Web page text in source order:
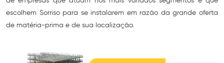
escolhem Sorriso para se instalarem em razão da grande oferta
de matéria-prima e de sua localização.